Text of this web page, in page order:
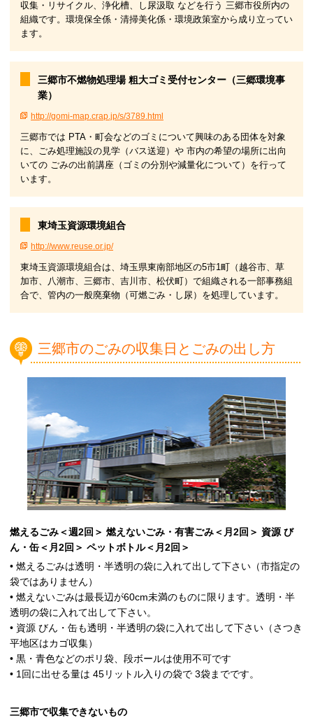
収集・リサイクル、浄化槽、し尿汲取 などを行う 三郷市役所内の
組織です。環境保全係・清掃美化係・環境政策室から成り立ってい
ます。
三郷市不燃物処理場 粗大ゴミ受付センター（三郷環境事
業）
http://gomi-map.crap.jp/s/3789.html
三郷市では PTA・町会などのゴミについて興味のある団体を対象
に、ごみ処理施設の見学（バス送迎）や 市内の希望の場所に出向
いての ごみの出前講座（ゴミの分別や減量化について）を行って
います。
東埼玉資源環境組合
http://www.reuse.or.jp/
東埼玉資源環境組合は、埼玉県東南部地区の5市1町（越谷市、草
加市、八潮市、三郷市、吉川市、松伏町）で組織される一部事務組
合で、管内の一般廃棄物（可燃ごみ・し尿）を処理しています。
三郷市のごみの収集日とごみの出し方
燃えるごみ＜週2回＞ 燃えないごみ・有害ごみ＜月2回＞ 資源 び
ん・缶＜月2回＞ ペットボトル＜月2回＞
• 燃えるごみは透明・半透明の袋に入れて出して下さい（市指定の
袋ではありません）
• 燃えないごみは最長辺が60cm未満のものに限ります。透明・半
透明の袋に入れて出して下さい。
• 資源 びん・缶も透明・半透明の袋に入れて出して下さい（さつき
平地区はカゴ収集）
• 黒・青色などのポリ袋、段ボールは使用不可です
• 1回に出せる量は 45リットル入りの袋で 3袋までです。
三郷市で収集できないもの